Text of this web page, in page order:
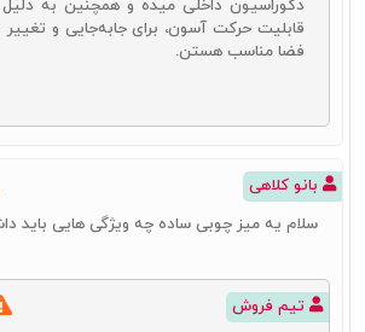
قیمت کمتری برای آن پرداخت نمایید.
برای شما فراهم آورده است.
دکوراسیون داخلی میده و همچنین به
قابلیت حرکت آسون، برای جابه‌جایی و
فضا مناسب هستن.
بانو کلاهی
سلام یه میز چوبی ساده چه ویژگی‌ هایی باید
تیم فروش